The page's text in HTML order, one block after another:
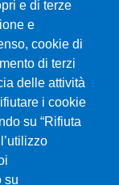
e di terze
e
cookie di
di terzi
delle attività
i cookie
su “Rifiuta
su